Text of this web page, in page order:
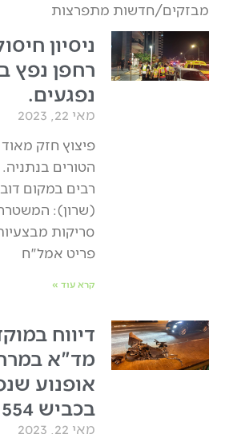
מבזקים/חדשות מתפרצות
ניסיון
רחפן נפץ
נפגעים.
מאי 22, 2023
פיצוץ חזק
הטורים
רבים במקום
(שרון):
סריקות
פריט אמל"ח
קרא עוד »
מד"א
אופנוע
בכביש 554
מאי 22, 2023